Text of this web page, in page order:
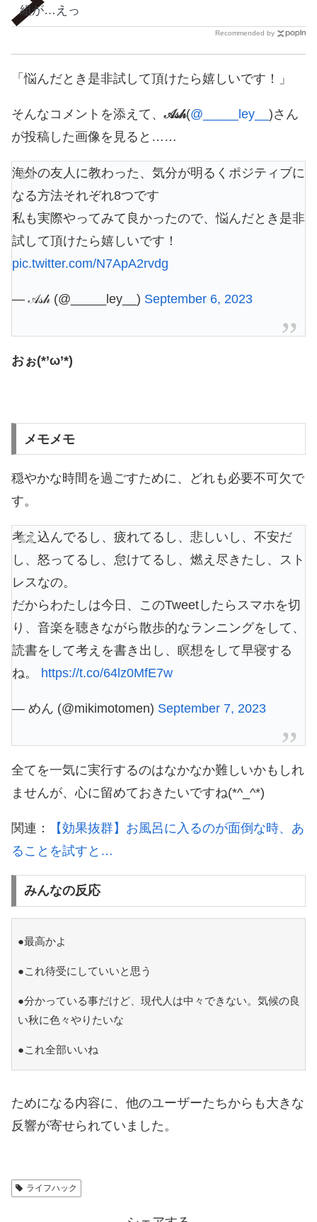
組が…えっ
Recommended by
「悩んだとき是非試して頂けたら嬉しいです！」
そんなコメントを添えて、𝒜𝓈𝒽(@_____ley__ )さん
が投稿した画像を見ると……
海外の友人に教わった、気分が明るくポジティブに
なる方法それぞれ8つです
私も実際やってみて良かったので、悩んだとき是非
試して頂けたら嬉しいです！
pic.twitter.com/N7ApA2rvdg
— 𝒜𝓈𝒽 (@_____ley__) September 6, 2023
おぉ(*’ω’*)
メモメモ
穏やかな時間を過ごすために、どれも必要不可欠で
す。
考え込んでるし、疲れてるし、悲しいし、不安だ
し、怒ってるし、怠けてるし、燃え尽きたし、スト
レスなの。
だからわたしは今日、このTweetしたらスマホを切
り、音楽を聴きながら散歩的なランニングをして、
読書をして考えを書き出し、瞑想をして早寝する
ね。 https://t.co/64lz0MfE7w
— めん (@mikimotomen) September 7, 2023
全てを一気に実行するのはなかなか難しいかもしれ
ませんが、心に留めておきたいですね(*^_^*)
関連：
【効果抜群】お風呂に入るのが面倒な時、あ
ることを試すと…
みんなの反応
●最高かよ
●これ待受にしていいと思う
●分かっている事だけど、現代人は中々できない。気候の良
い秋に色々やりたいな
●これ全部いいね
ためになる内容に、他のユーザーたちからも大きな
反響が寄せられていました。
ライフハック